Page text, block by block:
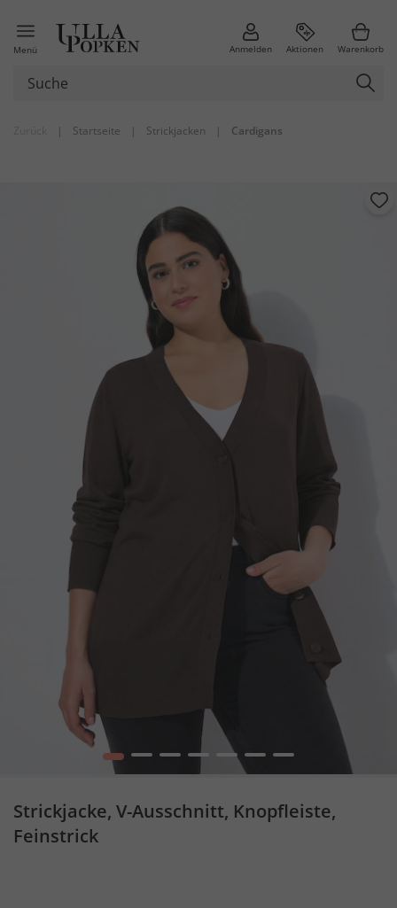
Menü Anmelden Aktionen Warenkorb
| Startseite | Strickjacken | Cardigans
1 2 3 4 5 6 7
Strickjacke, V-Ausschnitt, Knopfleiste,
Feinstrick